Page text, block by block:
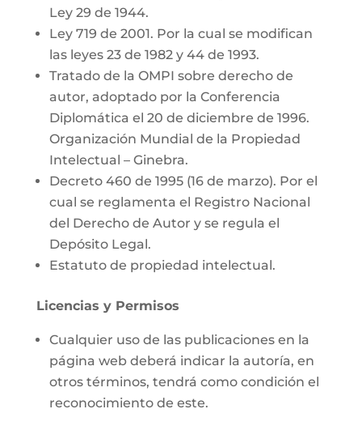
Ley 29 de 1944.
Ley 719 de 2001. Por la cual se modifican
las leyes 23 de 1982 y 44 de 1993.
Tratado de la OMPI sobre derecho de
autor, adoptado por la Conferencia
Diplomática el 20 de diciembre de 1996.
Organización Mundial de la Propiedad
Intelectual – Ginebra.
Decreto 460 de 1995 (16 de marzo). Por el
cual se reglamenta el Registro Nacional
del Derecho de Autor y se regula el
Depósito Legal.
Estatuto de propiedad intelectual.
Licencias y Permisos
Cualquier uso de las publicaciones en la
página web deberá indicar la autoría, en
otros términos, tendrá como condición el
reconocimiento de este.